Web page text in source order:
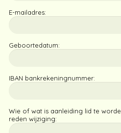
E-mailadres:
Geboortedatum:
IBAN bankrekeningnummer:
Wie of wat is aanleiding lid te
reden wijziging: